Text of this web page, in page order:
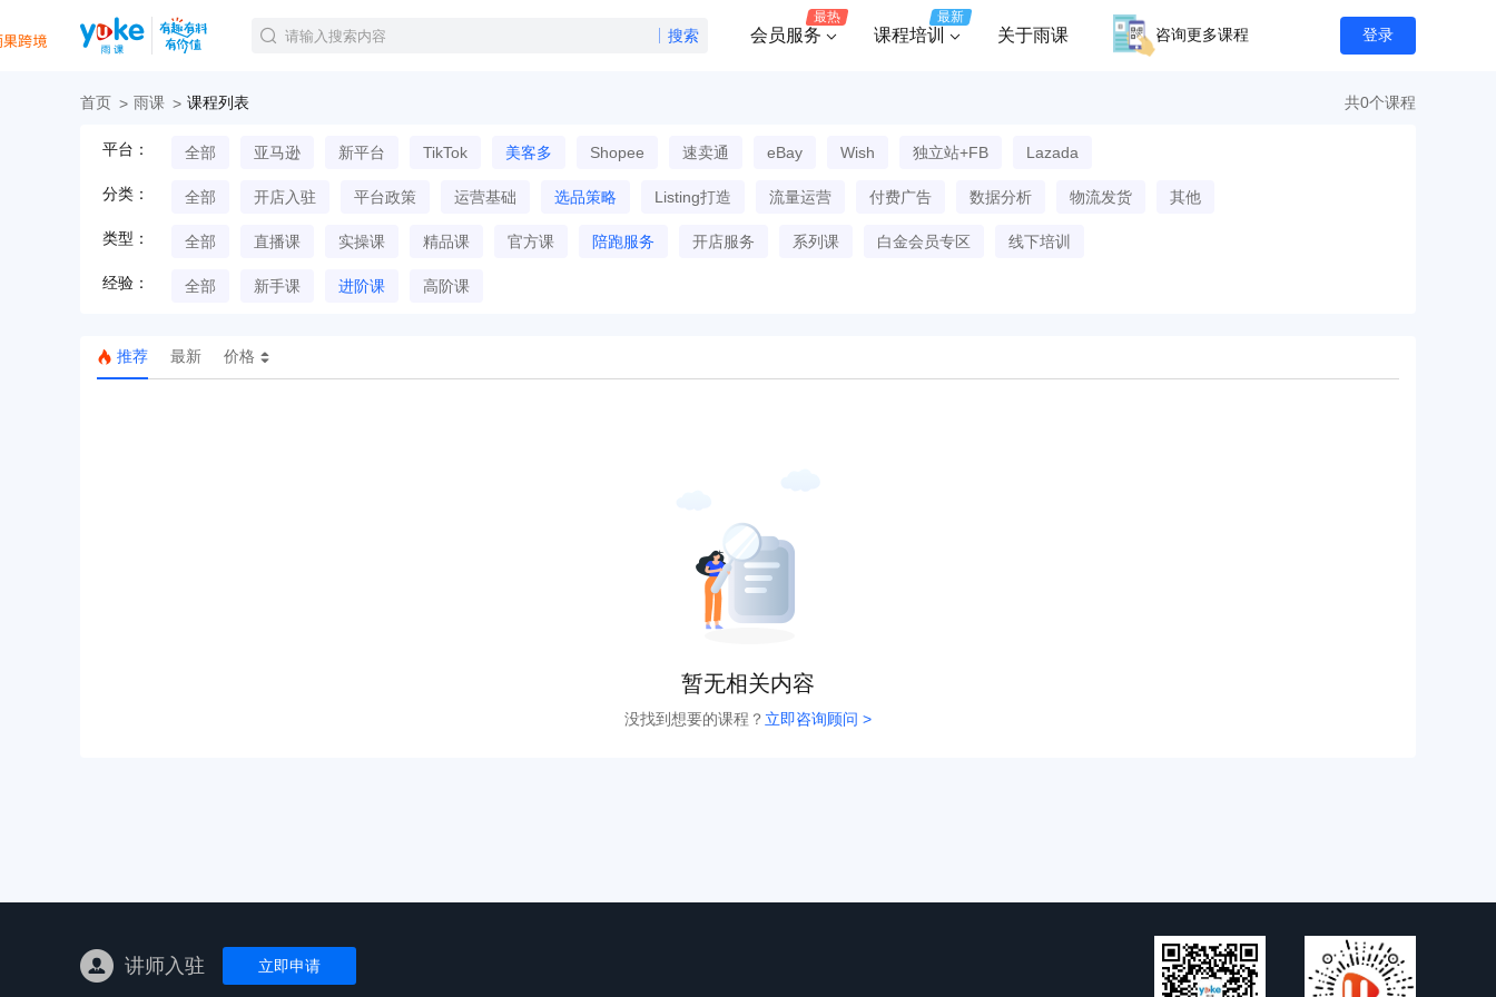
搜索 会员服务
最热
课程培训
最新
关于雨课 咨询更多课程 登录
首页 雨课 课程列表 共0个课程
平台： 全部 亚马逊 新平台 TikTok 美客多 Shopee 速卖通 eBay Wish 独立站+FB Lazada
分类： 全部 开店入驻 平台政策 运营基础 选品策略 Listing打造 流量运营 付费广告 数据分析 物流发货 其他
类型： 全部 直播课 实操课 精品课 官方课 陪跑服务 开店服务 系列课 白金会员专区 线下培训
经验： 全部 新手课 进阶课 高阶课
推荐 最新 价格
暂无相关内容
没找到想要的课程？ 立即咨询顾问 >
讲师入驻 立即申请